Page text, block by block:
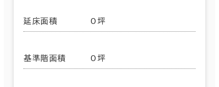
延床面積 0坪
基準階面積 0坪